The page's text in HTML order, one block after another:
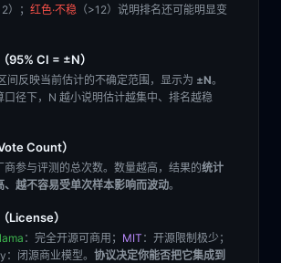
）； 红色·不稳 （>12）说明排名还可能明显变
95% CI = ±N）
间反映当前估计的不确定范围，显示为 ±N。
口径下，N 越小说明估计越集中、排名越稳
Count）
商参与评测的总次数。数量越高，结果的统计
、越不容易受单次样本影响而波动。
License）
：完全开源可商用； MIT ：开源限制极少；
：闭源商业模型。 协议决定你能否把它集成到